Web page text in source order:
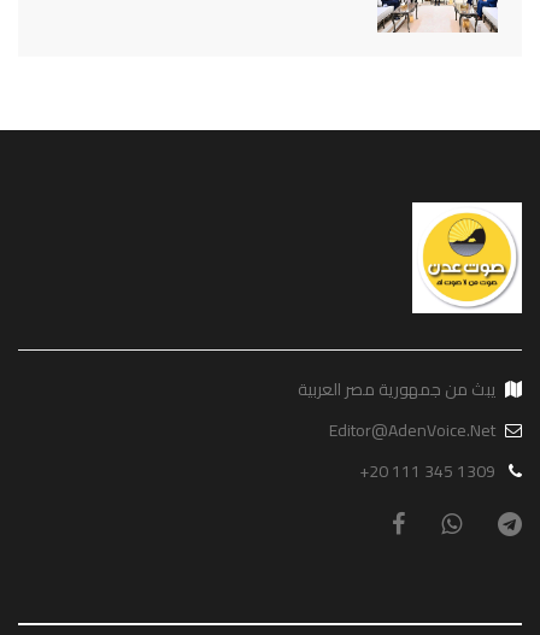
يبث من جمهورية مصر العربية
Editor@AdenVoice.Net
+20 111 345 1309